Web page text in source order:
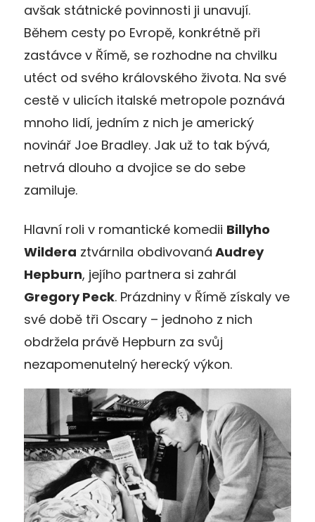
avšak státnické povinnosti ji unavují.
Během cesty po Evropě, konkrétně při
zastávce v Římě, se rozhodne na chvilku
utéct od svého královského života. Na své
cestě v ulicích italské metropole poznává
mnoho lidí, jedním z nich je americký
novinář Joe Bradley. Jak už to tak bývá,
netrvá dlouho a dvojice se do sebe
zamiluje.
Hlavní roli v romantické komedii Billyho
Wildera ztvárnila obdivovaná Audrey
Hepburn, jejího partnera si zahrál
Gregory Peck. Prázdniny v Římě získaly ve
své době tři Oscary – jednoho z nich
obdržela právě Hepburn za svůj
nezapomenutelný herecký výkon.